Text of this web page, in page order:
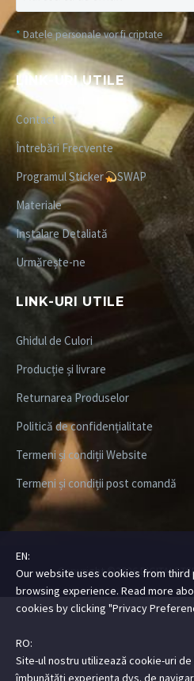
* Datele personale vor fi criptate
LINK-URI UTILE
Contact
Întrebări Frecvente
Programul Sticker
SWAP
Materiale
Instalare Detaliată
Urmărește-ne
LINK-URI UTILE
Ghidul de Culori
Producție și livrare
Returnarea Produselor
Politică de confidențialitate
Termeni și condiții Website
Termeni și condiții post comandă
Copyright ©2026
EN:
Our website uses cookies from
browsing experience. Read more
cookies by clicking "Privacy
RO:
Site-ul nostru utilizează cookie-uri
îmbunătăți experiența dvs. de